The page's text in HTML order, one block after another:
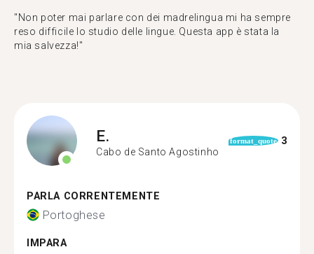
"Non poter mai parlare con dei madrelingua mi ha sempre
reso difficile lo studio delle lingue. Questa app è stata la
mia salvezza!"
E.
Cabo de Santo Agostinho
format_quote 3
PARLA CORRENTEMENTE
Portoghese
IMPARA